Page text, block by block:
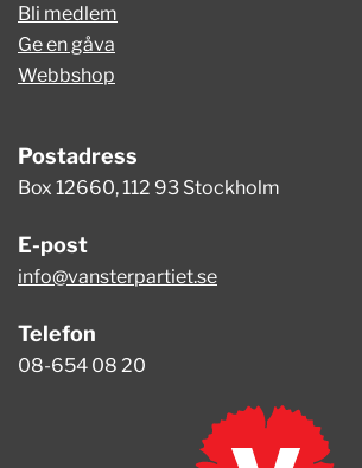
Bli medlem
Ge en gåva
Webbshop
Postadress
Box 12660, 112 93 Stockholm
E-post
info@vansterpartiet.se
Telefon
08-654 08 20